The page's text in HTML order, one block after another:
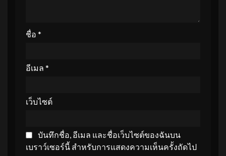
ชื่อ *
อีเมล *
เว็บไซต์
บันทึกชื่อ, อีเมล และชื่อเว็บไซต์ของฉันบน
เบราว์เซอร์นี้ สำหรับการแสดงความเห็นครั้งถัดไป